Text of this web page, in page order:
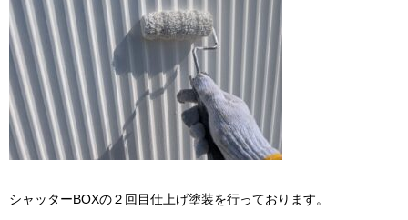
シャッターBOXの２回目仕上げ塗装を行っております。